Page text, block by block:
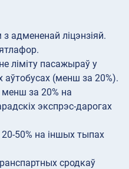
адмененай ліцэнзіяй.
ліміту пасажыраў у
аўтобусах (менш за 20%).
за 20% на
экспрэс-дарогах
50% на іншых тыпах
сродкаў